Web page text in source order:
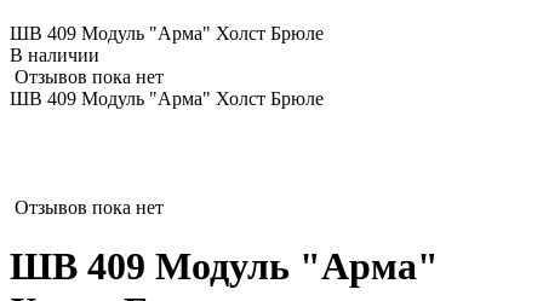
ШВ 409 Модуль "Арма" Холст Брюле
В наличии
Отзывов пока нет
ШВ 409 Модуль "Арма" Холст Брюле
Отзывов пока нет
ШВ 409 Модуль "Арма"